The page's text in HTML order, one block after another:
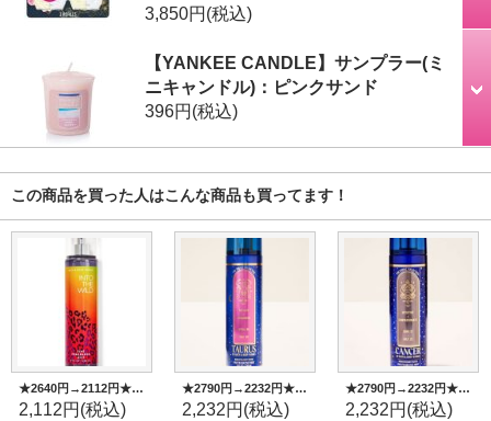
3,850円(税込)
【YANKEE CANDLE】サンプラー(ミ
ニキャンドル)：ピンクサンド
396円(税込)
この商品を買った人はこんな商品も買ってます！
★2640円→2112円★【Bath&BodyWorks】ファインフレグランスミスト：Into the Wild
2,112円(税込)
★2790円→2232円★【Bath&BodyWorks】ファインフレグランスミスト：Taurus (トーラス・牡牛座)
2,232円(税込)
★2790円→2232円★【Bath&BodyWorks】ファインフレグランスミスト：Cancer (キャンサー・蟹座)
2,232円(税込)